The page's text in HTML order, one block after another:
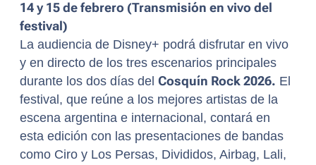
14 y 15 de febrero (Transmisión en vivo del
festival)
La audiencia de Disney+ podrá disfrutar en vivo
y en directo de los tres escenarios principales
durante los dos días del Cosquín Rock 2026. El
festival, que reúne a los mejores artistas de la
escena argentina e internacional, contará en
esta edición con las presentaciones de bandas
como Ciro y Los Persas, Divididos, Airbag, Lali,